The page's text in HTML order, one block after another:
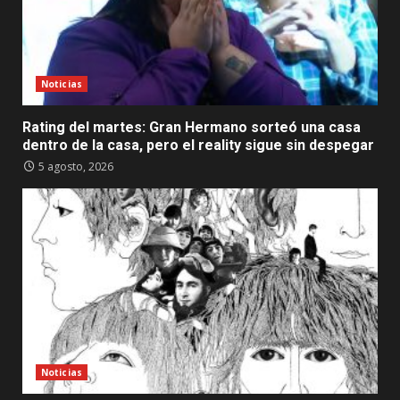
Noticias
Rating del martes: Gran Hermano sorteó una casa
dentro de la casa, pero el reality sigue sin despegar
5 agosto, 2026
Noticias